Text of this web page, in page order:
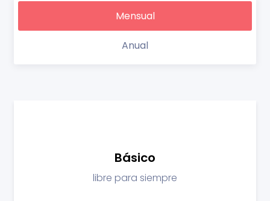
Mensual
Anual
Básico
libre para siempre